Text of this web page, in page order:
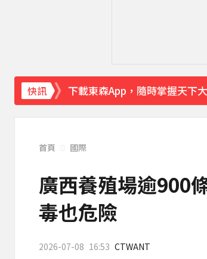
快訊
下載東森App，隨時掌握天下
「白海豚」逼近！最新暴風圈
首頁 國際
廣西養殖場逾900
毒也危險
2026-07-08 16:53 CTWANT